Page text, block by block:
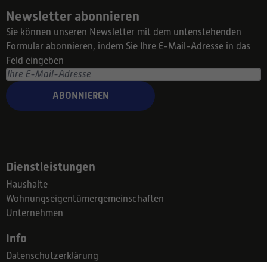
Newsletter abonnieren
Sie können unseren Newsletter mit dem untenstehenden
Formular abonnieren, indem Sie Ihre E-Mail-Adresse in das
Feld eingeben
ABONNIEREN
Dienstleistungen
Haushalte
Wohnungseigentümergemeinschaften
Unternehmen
Info
Datenschutzerklärung